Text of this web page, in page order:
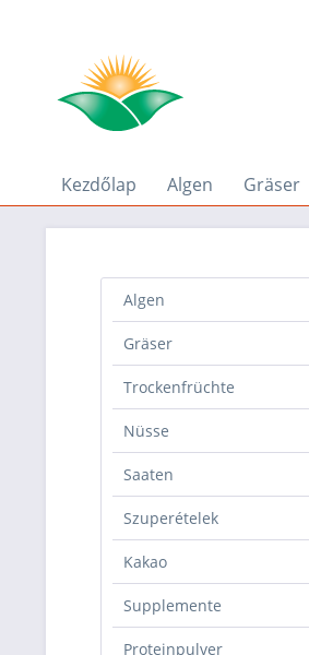
Kezdőlap Algen Gräser
Algen
Gräser
Trockenfrüchte
Nüsse
Saaten
Szuperételek
Kakao
Supplemente
Proteinpulver